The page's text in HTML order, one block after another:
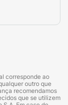
corresponde ao
outro que
recomendamos
que se utilizem